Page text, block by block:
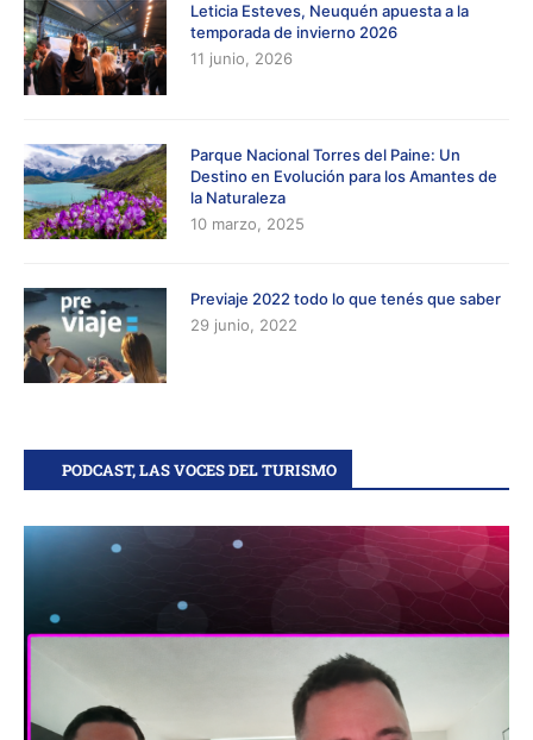
Leticia Esteves, Neuquén apuesta a la
temporada de invierno 2026
11 junio, 2026
Parque Nacional Torres del Paine: Un
Destino en Evolución para los Amantes de
la Naturaleza
10 marzo, 2025
Previaje 2022 todo lo que tenés que saber
29 junio, 2022
PODCAST, LAS VOCES DEL TURISMO